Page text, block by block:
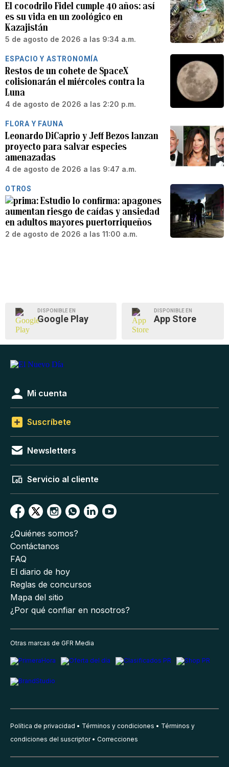
El cocodrilo Fidel cumple 40 años: así
es su vida en un zoológico en
Kazajistán
5 de agosto de 2026 a las 9:34 a.m.
ESPACIO Y ASTRONOMÍA
Restos de un cohete de SpaceX
colisionarán el miércoles contra la
Luna
4 de agosto de 2026 a las 2:20 p.m.
FLORA Y FAUNA
Leonardo DiCaprio y Jeff Bezos lanzan
proyecto para salvar especies
amenazadas
4 de agosto de 2026 a las 9:47 a.m.
OTROS
Estudio lo confirma: apagones
aumentan riesgo de caídas y ansiedad
en adultos mayores puertorriqueños
2 de agosto de 2026 a las 11:00 a.m.
DISPONIBLE EN
Google Play
DISPONIBLE EN
App Store
Mi cuenta
Suscríbete
Newsletters
Servicio al cliente
¿Quiénes somos?
Contáctanos
FAQ
El diario de hoy
Reglas de concursos
Mapa del sitio
¿Por qué confiar en nosotros?
Otras marcas de GFR Media
Política de privacidad Términos y condiciones
Términos y
condiciones del suscriptor
Correcciones